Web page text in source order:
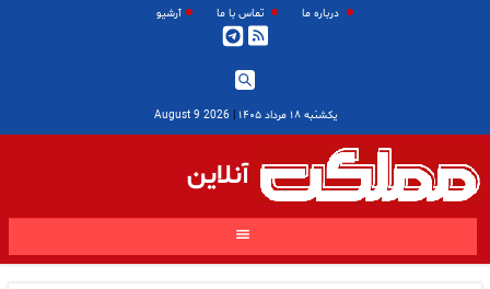
درباره ما تماس با ما آرشیو
یکشنبه ۱۸ مرداد ۱۴۰۵ |
2026 August 9
آنلاین